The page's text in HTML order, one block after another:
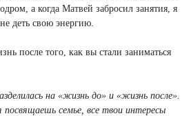
а когда Матвей забросил занятия, я
деть свою энергию.
после того, как вы стали заниматься
на «жизнь до» и «жизнь после».
посвящаешь семье, все твои интересы